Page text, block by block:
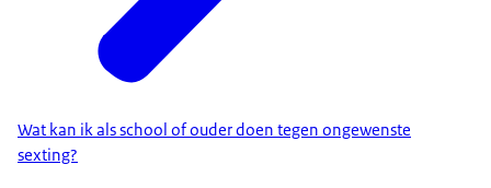
Wat kan ik als school of ouder doen tegen ongewenste
sexting?